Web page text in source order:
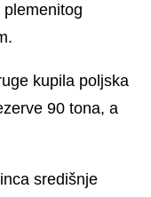
kupila poljska
90 tona, a
središnje